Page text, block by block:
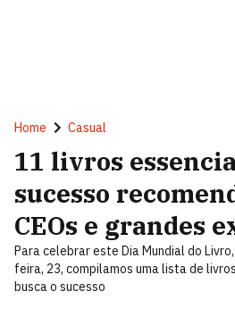
Home Casual
11 livros
sucesso
CEOs e grandes
Para celebrar este Dia Mundial do
feira, 23, compilamos uma lista de
busca o sucesso